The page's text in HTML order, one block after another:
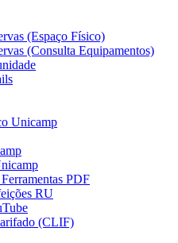
(Espaço Físico)
(Consulta Equipamentos)
Unicamp
PDF
RU
(CLIF)